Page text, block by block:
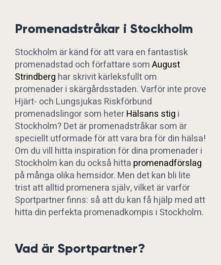
Promenadstråkar i Stockholm
Stockholm är känd för att vara en fantastisk
promenadstad och författare somAugust
Strindberg har skrivit kärleksfullt om
promenader i skärgårdsstaden. Varför inte prove
Hjärt- och Lungsjukas Riskförbund
promenadslingor som heterHälsans stig i
Stockholm? Det är promenadstråkar som är
speciellt utformade för att vara bra för din hälsa!
Om du vill hitta inspiration för dina promenader i
Stockholm kan du också hitta promenadförslag
på många olika hemsidor. Men det kan bli lite
trist att alltid promenera själv, vilket är varför
Sportpartner finns: så att du kan få hjälp med att
hitta din perfekta promenadkompis i Stockholm.
Vad är Sportpartner?